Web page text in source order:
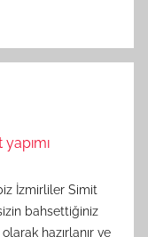
İzmirliler Simit
bahsettiğiniz
hazırlanır ve